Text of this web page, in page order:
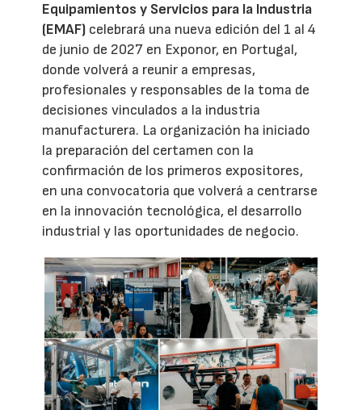
Equipamientos y Servicios para la Industria
(EMAF) celebrará una nueva edición del 1 al 4
de junio de 2027 en Exponor, en Portugal,
donde volverá a reunir a empresas,
profesionales y responsables de la toma de
decisiones vinculados a la industria
manufacturera. La organización ha iniciado
la preparación del certamen con la
confirmación de los primeros expositores,
en una convocatoria que volverá a centrarse
en la innovación tecnológica, el desarrollo
industrial y las oportunidades de negocio.